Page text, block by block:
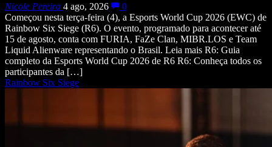
Nicole Pereira 4 ago, 2026
0
Começou nesta terça-feira (4), a Esports World Cup 2026 (EWC) de
Rainbow Six Siege (R6). O evento, programado para acontecer até
15 de agosto, conta com FURIA, FaZe Clan, MIBR.LOS e Team
Liquid Alienware representando o Brasil. Leia mais R6: Guia
completo da Esports World Cup 2026 de R6 R6: Conheça todos os
participantes da […]
Rainbow Six Siege